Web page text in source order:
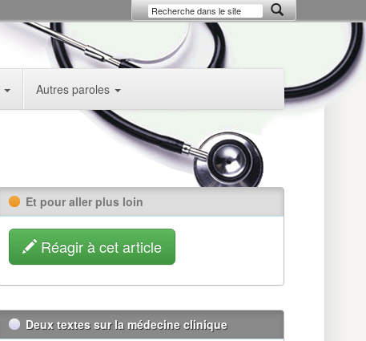
Autres paroles
Et pour aller plus loin
Réagir à cet article
Deux textes sur la médecine clinique